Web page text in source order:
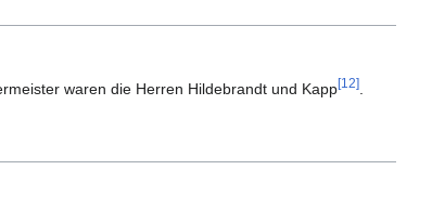
waren die Herren Hildebrandt und Kapp[12]